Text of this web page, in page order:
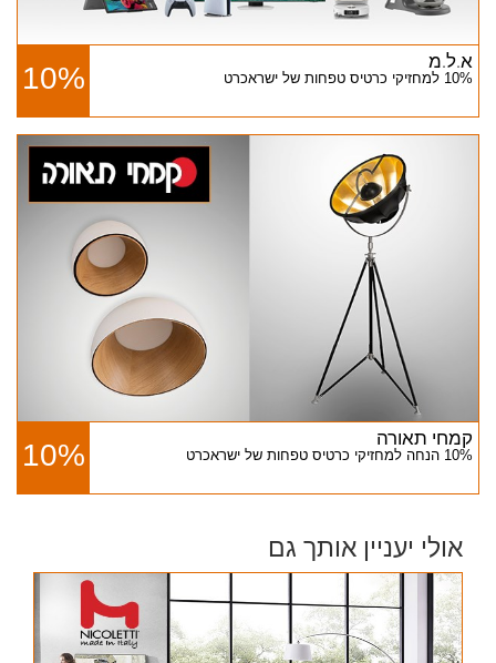
א.ל.מ
10% למחזיקי כרטיס טפחות של ישראכרט 10%
קמחי תאורה
10% הנחה למחזיקי כרטיס טפחות של ישראכרט 10%
אולי יעניין אותך גם